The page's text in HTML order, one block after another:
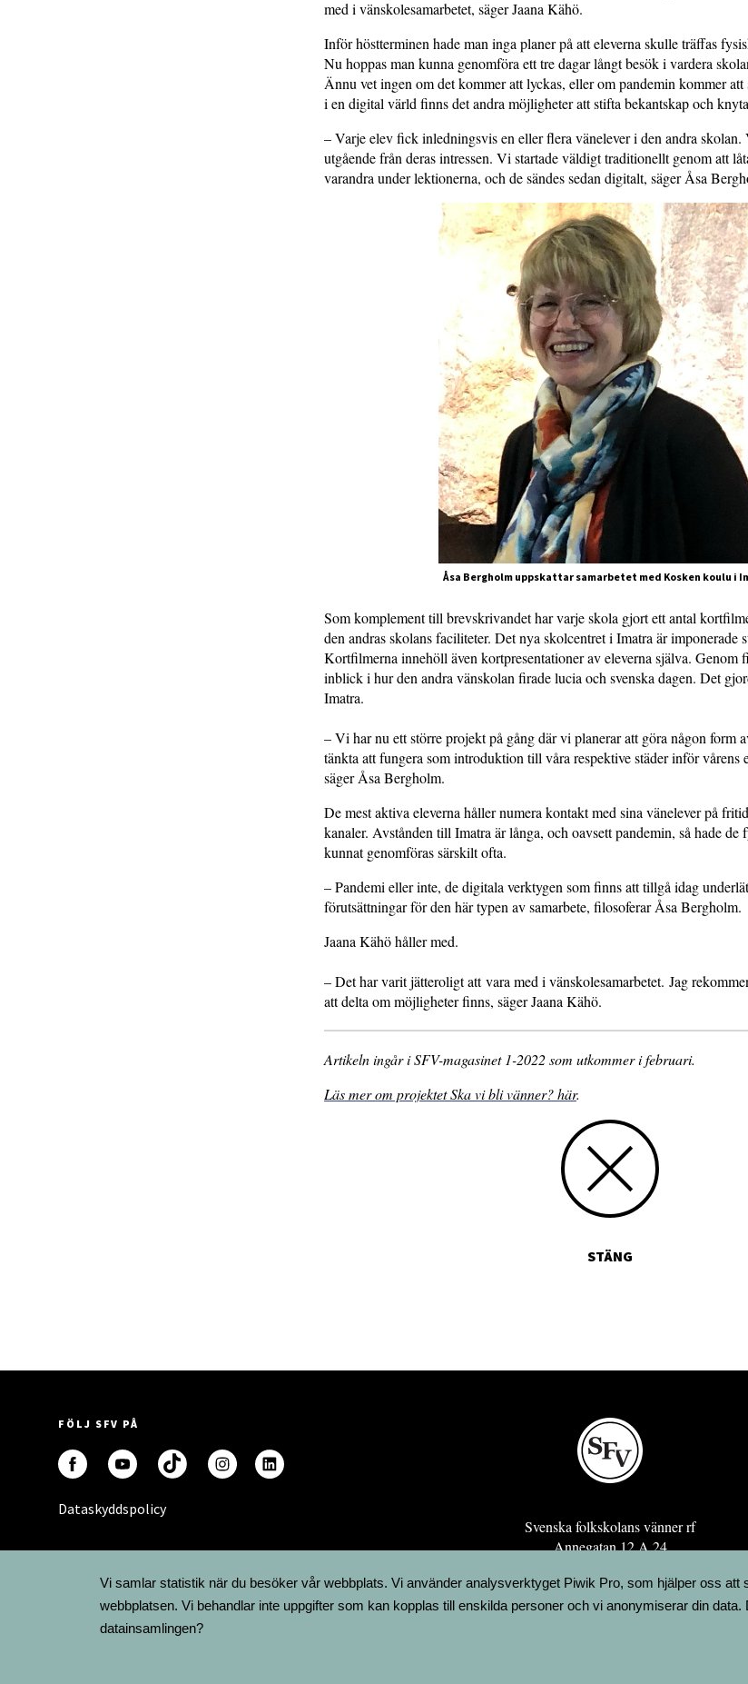
med i vänskolesamarbetet, säger Jaana Kähö.
Inför höstterminen hade man inga planer på att eleverna skulle träffas
Nu hoppas man kunna genomföra ett tre dagar långt besök i vardera
Ännu vet ingen om det kommer att lyckas, eller om pandemin kommer
i en digital värld finns det andra möjligheter att stifta bekantskap och
– Varje elev fick inledningsvis en eller flera vänelever i den andra
utgående från deras intressen. Vi startade väldigt traditionellt genom att
varandra under lektionerna, och de sändes sedan digitalt, säger Åsa
Åsa Bergholm uppskattar samarbetet med Kosken koulu i
Som komplement till brevskrivandet har varje skola gjort ett antal
den andras skolans faciliteter. Det nya skolcentret i Imatra är imponerade
Kortfilmerna innehöll även kortpresentationer av eleverna själva. Genom
inblick i hur den andra vänskolan firade lucia och svenska dagen. Det
Imatra.
– Vi har nu ett större projekt på gång där vi planerar att göra någon form
tänkta att fungera som introduktion till våra respektive städer inför vårens
säger Åsa Bergholm.
De mest aktiva eleverna håller numera kontakt med sina vänelever på
kanaler. Avstånden till Imatra är långa, och oavsett pandemin, så hade de
kunnat genomföras särskilt ofta.
– Pandemi eller inte, de digitala verktygen som finns att tillgå idag
förutsättningar för den här typen av samarbete, filosoferar Åsa Bergholm.
Jaana Kähö håller med.
– Det har varit jätteroligt att vara med i vänskolesamarbetet. Jag
att delta om möjligheter finns, säger Jaana Kähö.
Artikeln ingår i SFV-magasinet 1-2022 som utkommer i februari.
Läs mer om projektet Ska vi bli vänner? här.
STÄNG
FÖLJ SFV PÅ
Dataskyddspolicy
Svenska folkskolans vänner rf
Annegatan 12 A 24
sfv@sfv.fi
Vi samlar statistik när du besöker vår webbplats. Vi använder analysverktyget Piwik Pro, som hjälper oss
webbplatsen. Vi behandlar inte uppgifter som kan kopplas till enskilda personer och vi anonymiserar din
datainsamlingen?